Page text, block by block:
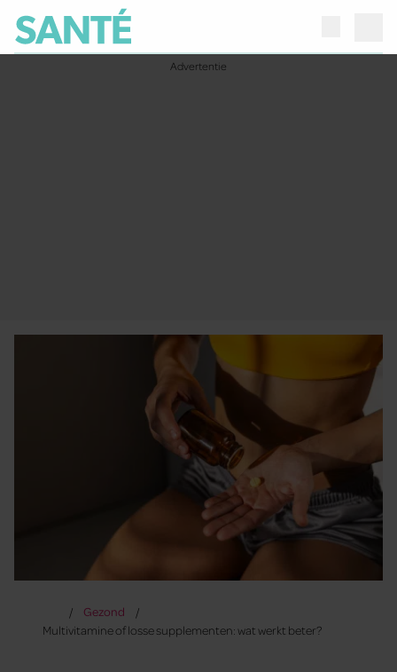
Gezond
Multivitamine of losse supplementen: wat werkt beter?